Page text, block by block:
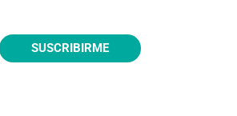
SUSCRIBIRME